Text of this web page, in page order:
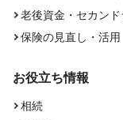
老後資金・セカンド
保険の見直し・活用
お役立ち情報
相続